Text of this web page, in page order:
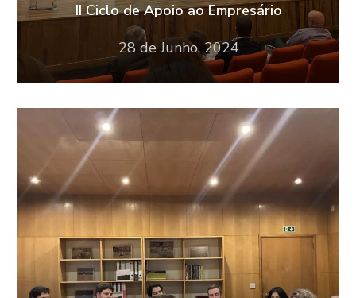
II Ciclo de Apoio ao Empresário
28 de Junho, 2024